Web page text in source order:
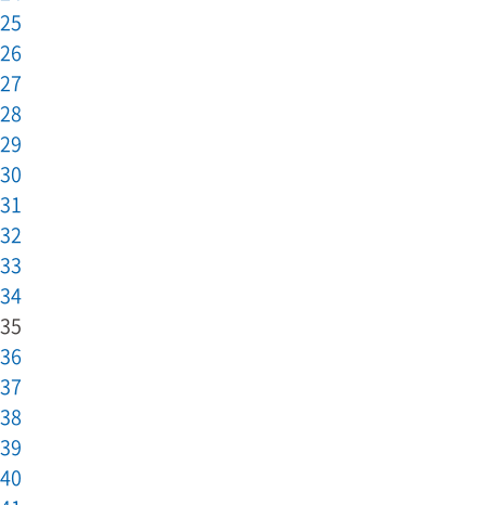
25
26
27
28
29
30
31
32
33
34
35
36
37
38
39
40